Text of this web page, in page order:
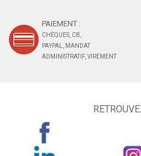
PAIEMENT :
CHÈQUES, CB,
PAYPAL, MANDAT
ADMINISTRATIF, VIREMENT